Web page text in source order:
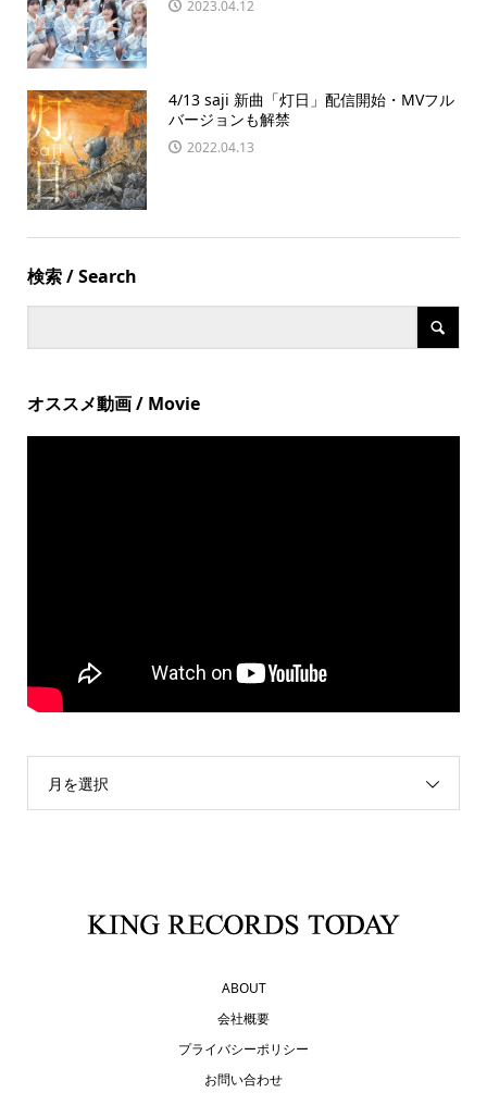
2023.04.12
4/13 saji 新曲「灯日」配信開始・MVフル
バージョンも解禁
2022.04.13
検索 / Search
オススメ動画 / Movie
月を選択
ABOUT
会社概要
プライバシーポリシー
お問い合わせ